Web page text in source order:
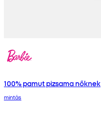
100% pamut pizsama nőknek
mintás